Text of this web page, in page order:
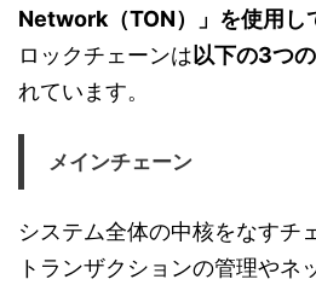
Network（TON）」を使用し
ロックチェーンは以下の3つ
れています。
メインチェーン
システム全体の中核をなすチ
トランザクションの管理やネ